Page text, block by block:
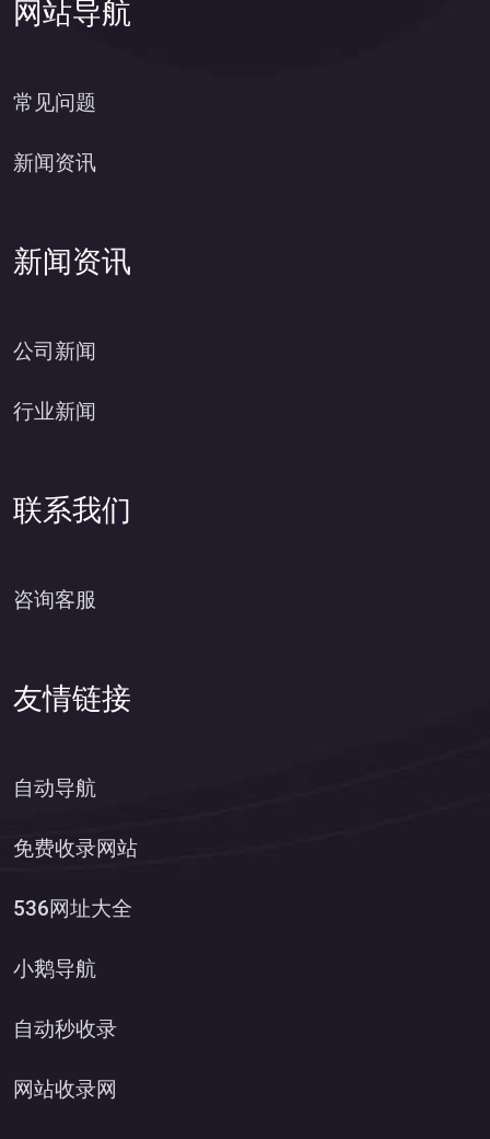
网站导航
常见问题
新闻资讯
新闻资讯
公司新闻
行业新闻
联系我们
咨询客服
友情链接
自动导航
免费收录网站
536网址大全
小鹅导航
自动秒收录
网站收录网